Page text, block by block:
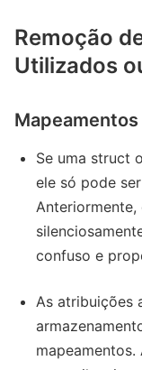
Remoção
Utilizados
Se uma struct
ele só pode
confuso e
As atribuições